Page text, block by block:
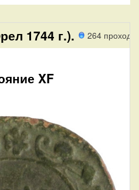
264 прохода
1744 г.).
XF